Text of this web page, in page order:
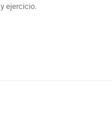
ejercicio.